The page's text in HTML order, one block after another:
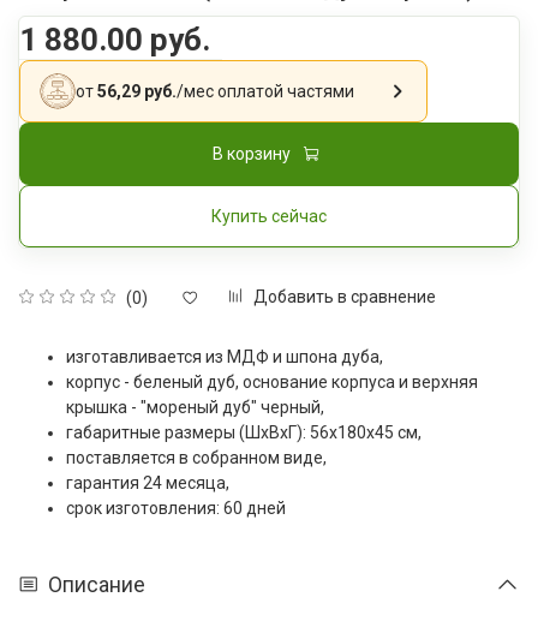
(0) Добавить в сравнение
1 880.00 руб.
от56,29 руб./месоплатой частями
В корзину
Купить сейчас
изготавливается из МДФ и шпона дуба,
корпус - беленый дуб, основание корпуса и верхняя
крышка - "мореный дуб" черный,
габаритные размеры (ШxВxГ): 56x180x45 см,
поставляется в собранном виде,
гарантия 24 месяца,
срок изготовления: 60 дней
Описание